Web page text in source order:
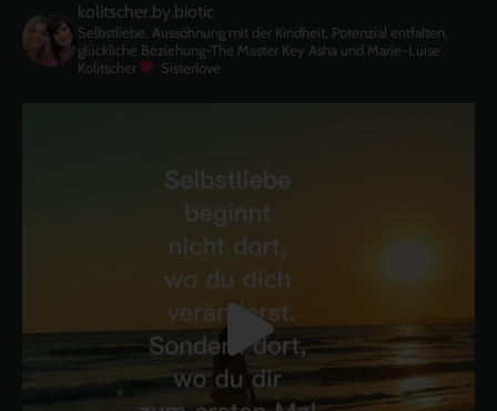
kolitscher.by.biotic
Selbstliebe, Aussöhnung mit der Kindheit, Potenzial entfalten,
glückliche Beziehung-The Master Key Asha und Marie-Luise
Kolitscher
Sisterlove